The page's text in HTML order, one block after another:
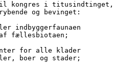
til kongres i titusindtinget,
krybende og bevinget:
indbyggerfaunaen
af fællesbiotaen;
for alle klader
huler, boer og stader;